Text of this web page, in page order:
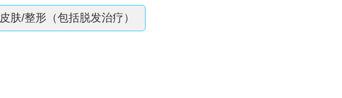
皮肤/整形（包括脱发治疗）